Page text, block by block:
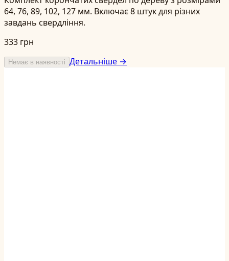
64, 76, 89, 102, 127 мм. Включає 8 штук для різних
завдань свердління.
333 грн
Немає в наявності Детальніше →